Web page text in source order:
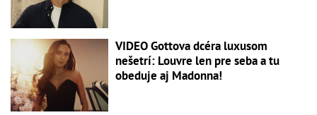
VIDEO Gottova dcéra luxusom
nešetrí: Louvre len pre seba a tu
obeduje aj Madonna!